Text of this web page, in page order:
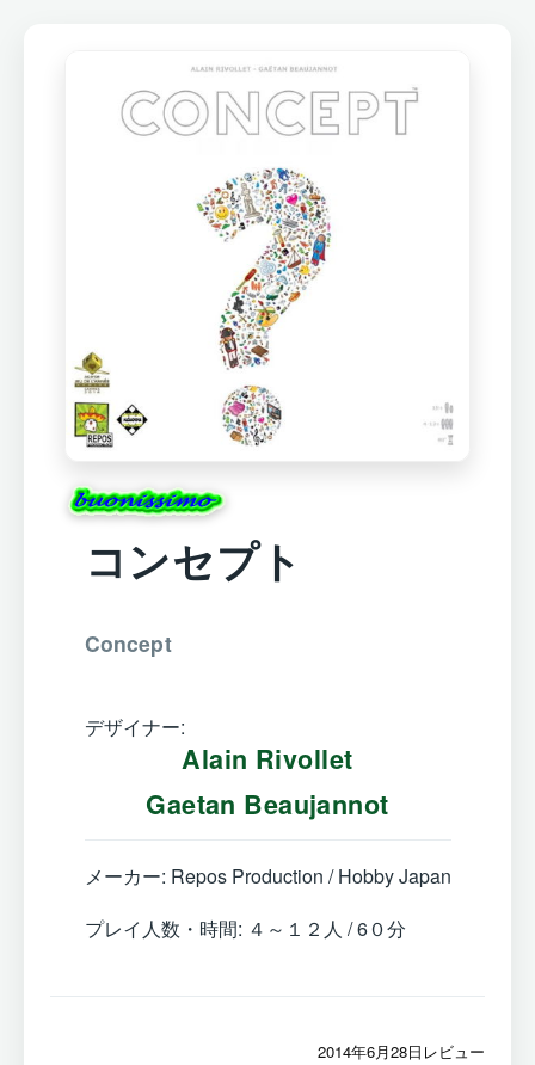
コンセプト
Concept
デザイナー:
Alain Rivollet
Gaetan Beaujannot
メーカー: Repos Production / Hobby Japan
プレイ人数・時間: ４～１２人 / 6０分
2014年6月28日レビュー